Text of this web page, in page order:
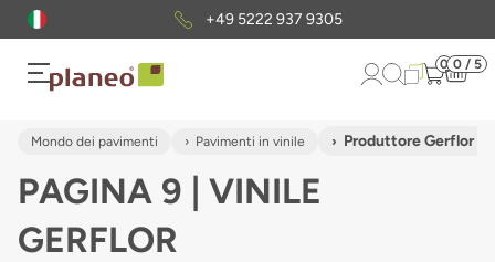
Pacchetto di campionigratuiti
0 0 / 5
Mondo dei pavimenti Pavimenti in vinile Produttore Gerflor
PAGINA 9 | VINILE
GERFLOR